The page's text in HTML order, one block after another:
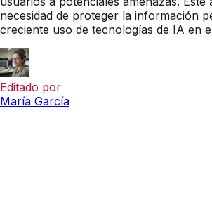
necesidad de proteger la información
creciente uso de tecnologías de IA en
Editado por
María García